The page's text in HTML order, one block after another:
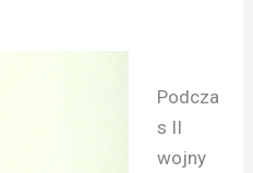
Podcza
s II
wojny